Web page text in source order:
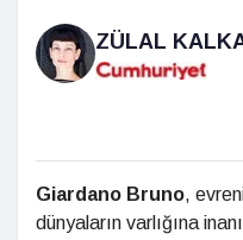
ZÜLAL
Giardano Bruno,
dünyaların varlığına